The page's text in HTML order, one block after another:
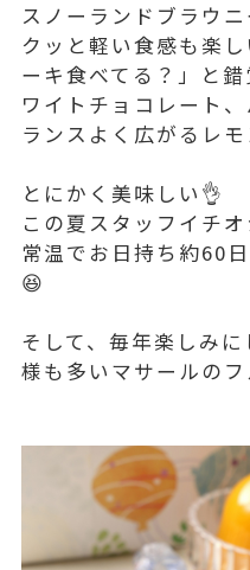
スノーランドブラウ
クッと軽い食感も楽
ーキ食べてる？」と
ワイトチョコレート
ランスよく広がるレ
とにかく美味しい👌
この夏スタッフイチオ
常温でお日持ち約60
😆
そして、毎年楽しみ
様も多いマサールの